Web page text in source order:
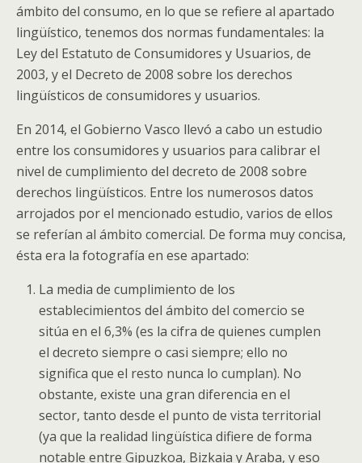
ámbito del consumo, en lo que se refiere al apartado
lingüístico, tenemos dos normas fundamentales: la
Ley del Estatuto de Consumidores y Usuarios, de
2003, y el Decreto de 2008 sobre los derechos
lingüísticos de consumidores y usuarios.
En 2014, el Gobierno Vasco llevó a cabo un estudio
entre los consumidores y usuarios para calibrar el
nivel de cumplimiento del decreto de 2008 sobre
derechos lingüísticos. Entre los numerosos datos
arrojados por el mencionado estudio, varios de ellos
se referían al ámbito comercial. De forma muy concisa,
ésta era la fotografía en ese apartado:
La media de cumplimiento de los
establecimientos del ámbito del comercio se
sitúa en el 6,3% (es la cifra de quienes cumplen
el decreto siempre o casi siempre; ello no
significa que el resto nunca lo cumplan). No
obstante, existe una gran diferencia en el
sector, tanto desde el punto de vista territorial
(ya que la realidad lingüística difiere de forma
notable entre Gipuzkoa, Bizkaia y Araba, y eso